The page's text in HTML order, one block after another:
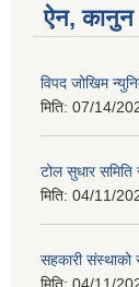
ऐन, कानुन
विपद जोखिम
मिति: 07/14/
टोल सुधार समिति
मिति: 04/11/
सहकारी संस्थाको
मिति: 04/11/